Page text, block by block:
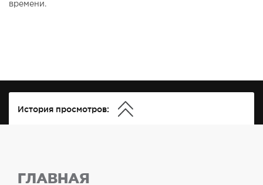
времени.
История просмотров:
ГЛАВНАЯ